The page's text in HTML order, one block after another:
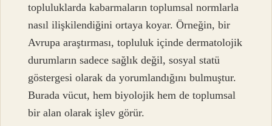
topluluklarda kabarmaların toplumsal normlarla
nasıl ilişkilendiğini ortaya koyar. Örneğin, bir
Avrupa araştırması, topluluk içinde dermatolojik
durumların sadece sağlık değil, sosyal statü
göstergesi olarak da yorumlandığını bulmuştur.
Burada vücut, hem biyolojik hem de toplumsal
bir alan olarak işlev görür.